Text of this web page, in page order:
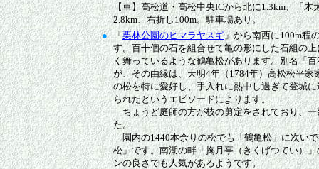
【車】高松道・高松中央ICから北に1.3km、「木
2.8km、右折し100m。駐車場あり。
● 「栗林公園のヒマラヤスギ」から南西に100m程
す。百十個の石を組合せて亀の形にした石組の
く舞っているような鶴亀松があります。別名「
が、その由縁は、天明4年（1784年）高松松平家
の松を特に愛好し、手入れに熱中し過ぎて登城
られたというエピソードによります。
ちょうど庭師の方が枝の剪定をされており、一
た。
園内の1440本余りの松でも「鶴亀松」に次い
松」です。南湖の畔「掬月亭（きくげつてい）
ンの良さでも人気があるようです。